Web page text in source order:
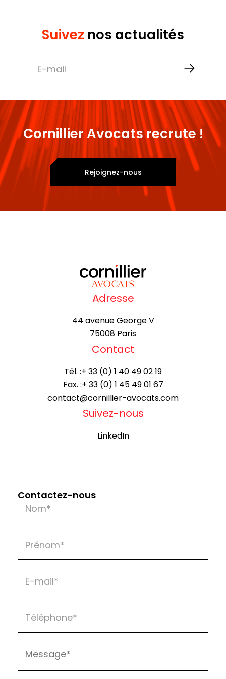
Suivez nos actualités
Cornillier Avocats recrute !
Rejoignez-nous
Adresse
44 avenue George V
75008 Paris
Contact
Tél. :+ 33 (0) 1 40 49 02 19
Fax. :+ 33 (0) 1 45 49 01 67
contact@cornillier-avocats.com
Suivez-nous
LinkedIn
Contactez-nous